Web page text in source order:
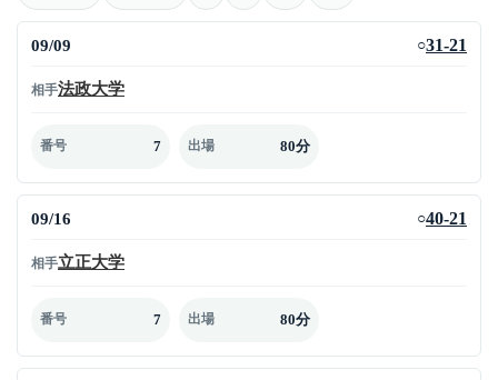
09/09 ○31-21
相手法政大学
番号 7 出場 80分
09/16 ○40-21
相手立正大学
番号 7 出場 80分